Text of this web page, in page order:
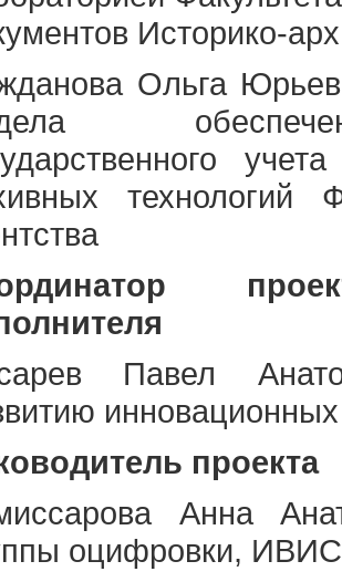
Историко-
Ольга
технологий
Павел
проекта
Анна
оцифровки, ИВИС